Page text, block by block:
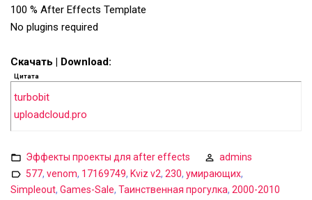
100 % After Effects Template
No plugins required
Скачать | Download:
Цитата
turbobit
uploadcloud.pro
Эффекты проекты для after effects
admins
577, venom, 17169749, Kviz v2, 230, умирающих,
Simpleout, Games-Sale, Таинственная прогулка, 2000-2010